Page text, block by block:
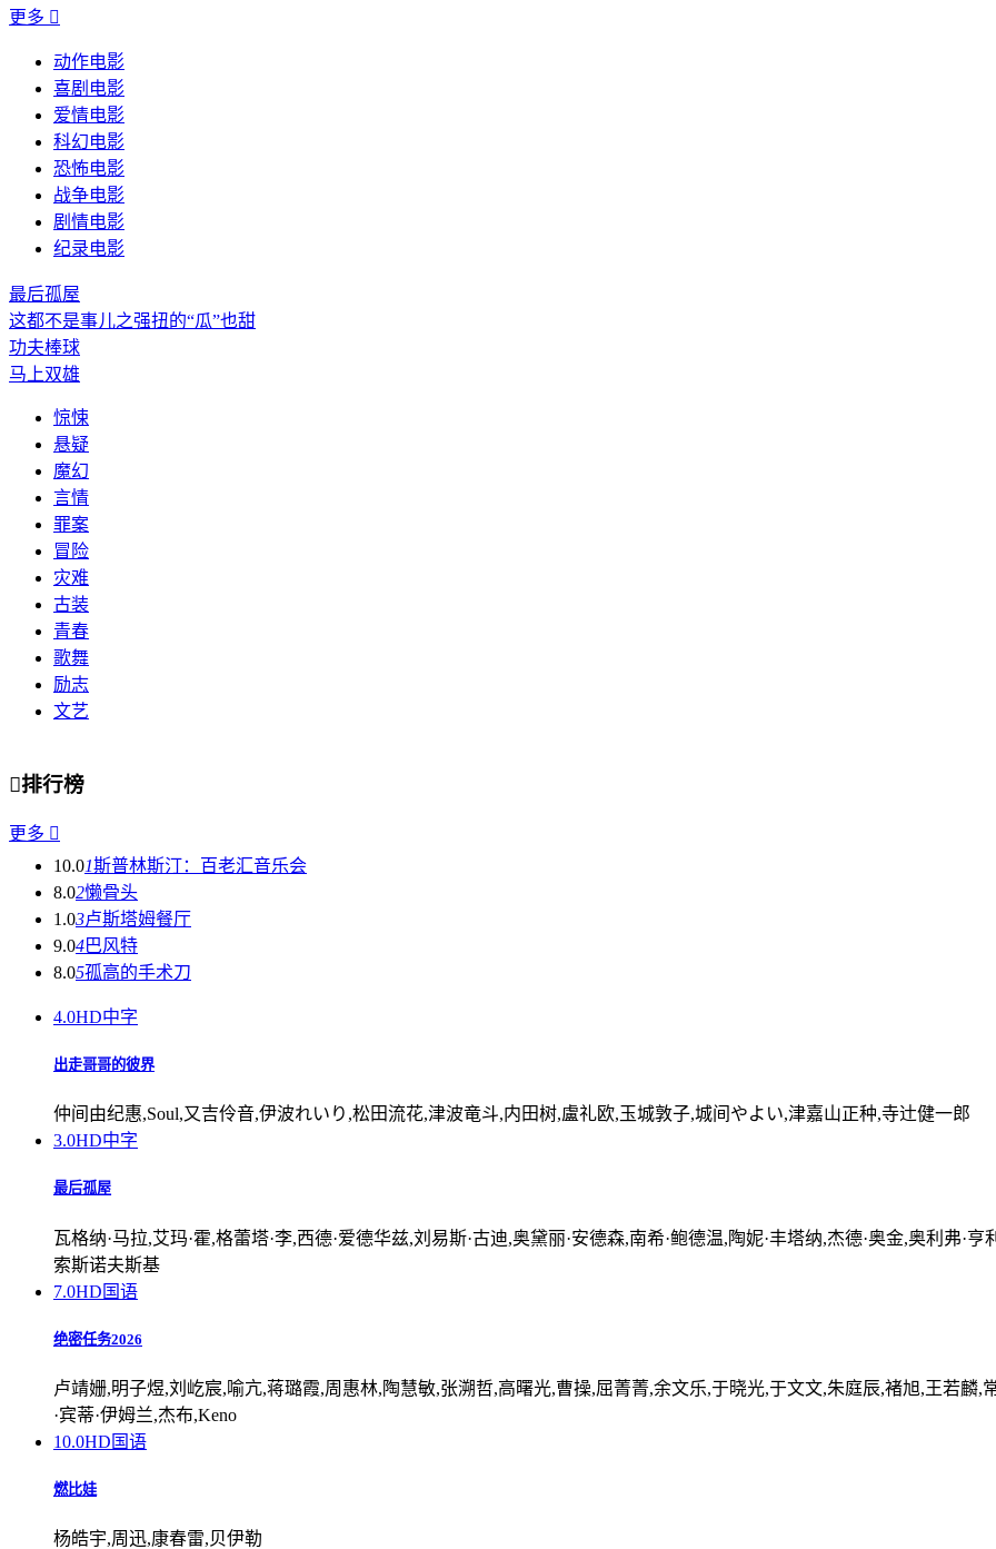
更多 
动作电影
喜剧电影
爱情电影
科幻电影
恐怖电影
战争电影
剧情电影
纪录电影
最后孤屋
这都不是事儿之强扭的“瓜”也甜
功夫棒球
马上双雄
惊悚
悬疑
魔幻
言情
罪案
冒险
灾难
古装
青春
歌舞
励志
文艺
排行榜
更多 
10.01斯普林斯汀：百老汇音乐会
8.02懒骨头
1.03卢斯塔姆餐厅
9.04巴风特
8.05孤高的手术刀
4.0HD中字
出走哥哥的彼界
仲间由纪惠,Soul,又吉伶音,伊波れいり,松田流花,津波竜斗,内田树,盧礼欧,玉城敦子,城间やよい,津嘉山正种,寺辻健一郎
3.0HD中字
最后孤屋
瓦格纳·马拉,艾玛·霍,格蕾塔·李,西德·爱德华兹,刘易斯·古迪,奥黛丽·安德森,南希·鲍德温,陶妮·丰塔纳,杰德·奥金,奥利弗·亨
索斯诺夫斯基
7.0HD国语
绝密任务2026
卢靖姗,明子煜,刘屹宸,喻亢,蒋璐霞,周惠林,陶慧敏,张溯哲,高曙光,曹操,屈菁菁,余文乐,于晓光,于文文,朱庭辰,褚旭,王若麟
·宾蒂·伊姆兰,杰布,Keno
10.0HD国语
燃比娃
杨皓宇,周迅,康春雷,贝伊勒